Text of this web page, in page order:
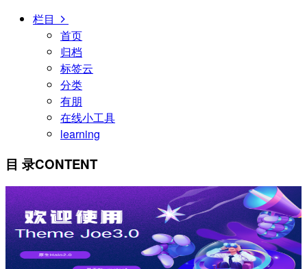
栏目
首页
归档
标签云
分类
有朋
在线小工具
learning
目 录CONTENT